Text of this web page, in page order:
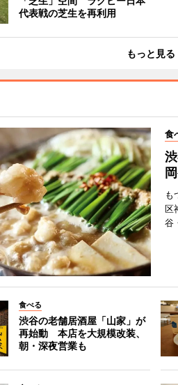
代表戦の芝生を再利用
もっと見る
食
も
区
谷
食べる
渋谷の老舗居酒屋「山家」が
再始動 本店を大規模改装、
朝・深夜営業も